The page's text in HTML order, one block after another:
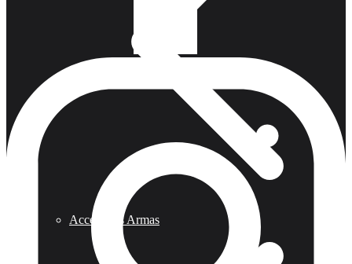
Accesorios Armas